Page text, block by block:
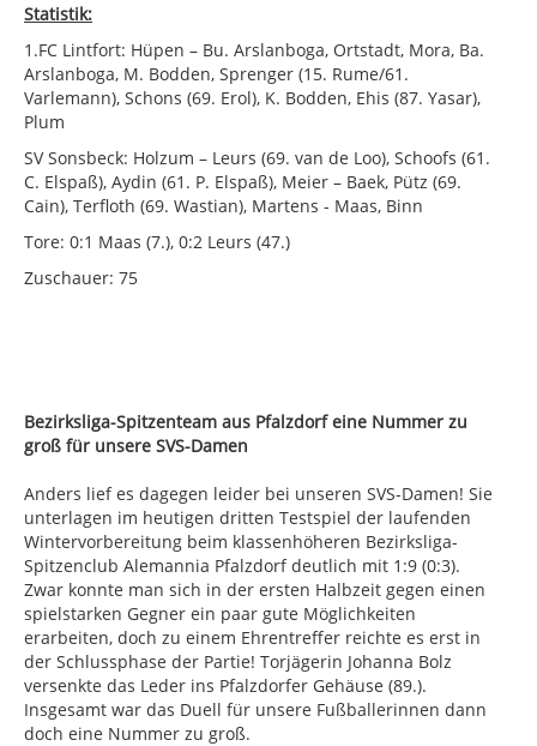
Statistik:
1.FC Lintfort: Hüpen – Bu. Arslanboga, Ortstadt, Mora, Ba.
Arslanboga, M. Bodden, Sprenger (15. Rume/61.
Varlemann), Schons (69. Erol), K. Bodden, Ehis (87. Yasar),
Plum
SV Sonsbeck: Holzum – Leurs (69. van de Loo), Schoofs (61.
C. Elspaß), Aydin (61. P. Elspaß), Meier – Baek, Pütz (69.
Cain), Terfloth (69. Wastian), Martens - Maas, Binn
Tore: 0:1 Maas (7.), 0:2 Leurs (47.)
Zuschauer: 75
Bezirksliga-Spitzenteam aus Pfalzdorf eine Nummer zu
groß für unsere SVS-Damen
Anders lief es dagegen leider bei unseren SVS-Damen! Sie
unterlagen im heutigen dritten Testspiel der laufenden
Wintervorbereitung beim klassenhöheren Bezirksliga-
Spitzenclub Alemannia Pfalzdorf deutlich mit 1:9 (0:3).
Zwar konnte man sich in der ersten Halbzeit gegen einen
spielstarken Gegner ein paar gute Möglichkeiten
erarbeiten, doch zu einem Ehrentreffer reichte es erst in
der Schlussphase der Partie! Torjägerin Johanna Bolz
versenkte das Leder ins Pfalzdorfer Gehäuse (89.).
Insgesamt war das Duell für unsere Fußballerinnen dann
doch eine Nummer zu groß.